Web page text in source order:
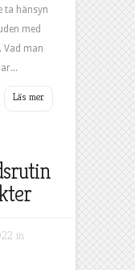
ta hänsyn
med
Vad man
in